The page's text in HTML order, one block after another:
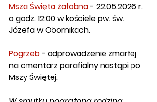
Msza Święta żałobna - 22.05.2026 r.
o godz. 12:00 w kościele pw. św.
Józefa w Obornikach.
Pogrzeb - odprowadzenie zmarłej
na cmentarz parafialny nastąpi po
Mszy Świętej.